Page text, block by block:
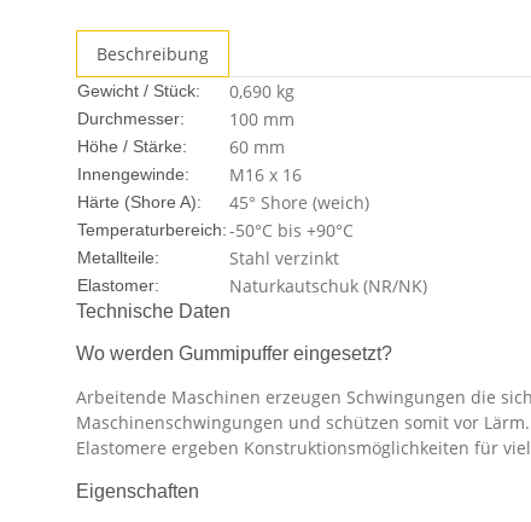
Beschreibung
Technische Daten
Gewicht / Stück: 0,690 kg
Durchmesser: 100 mm
Höhe / Stärke: 60 mm
Innengewinde: M16 x 16
Härte (Shore A): 45° Shore (weich)
Temperaturbereich:-50°C bis +90°C
Metallteile: Stahl verzinkt
Elastomer: Naturkautschuk (NR/NK)
Wo werden Gummipuffer eingesetzt?
Arbeitende Maschinen erzeugen Schwingungen die
Maschinenschwingungen und schützen somit vor
Elastomere ergeben Konstruktionsmöglichkeiten für
Eigenschaften